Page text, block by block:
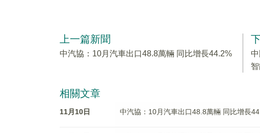
上一篇新聞
中汽協：10月汽車出口48.8萬輛 同比增長44.2%
相關文章
11月10日 中汽協：10月汽車出口48.8萬輛 同比增長